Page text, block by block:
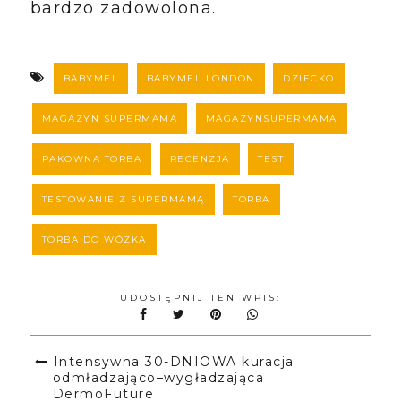
bardzo zadowolona.
BABYMEL BABYMEL LONDON DZIECKO
MAGAZYN SUPERMAMA MAGAZYNSUPERMAMA
PAKOWNA TORBA RECENZJA TEST
TESTOWANIE Z SUPERMAMĄ TORBA
TORBA DO WÓZKA
UDOSTĘPNIJ TEN WPIS:
Intensywna 30-DNIOWA kuracja
odmładzająco–wygładzająca
DermoFuture